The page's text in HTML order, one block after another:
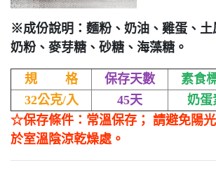
※成份說明：麵粉、奶油、雞蛋、土
奶粉、麥芽糖、砂糖、海藻糖。
規 格 保存天數
素食
32公克/入
45天
奶蛋
☆保存條件：常溫保存； 請避免陽
於室溫陰涼乾燥處。